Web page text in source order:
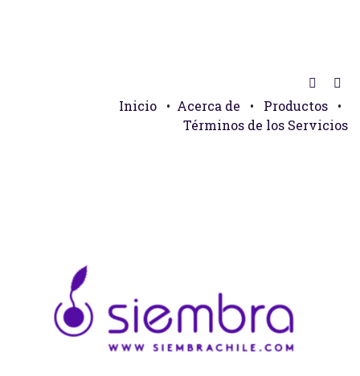
Inicio • Acerca de • Productos
•
Términos de los Servicios